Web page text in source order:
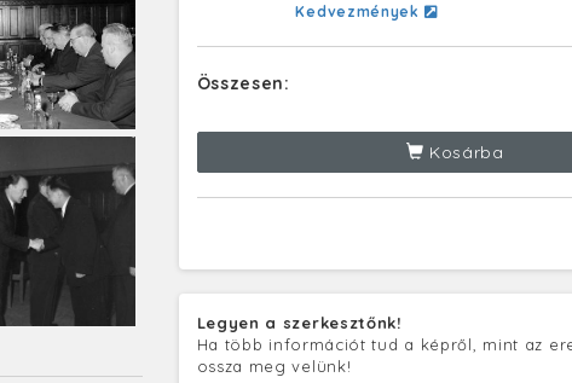
Kedvezmények
Összesen:
Kosárba
Legyen a szerkesztőnk!
Ha több információt tud a képről, mint az
ossza meg velünk!